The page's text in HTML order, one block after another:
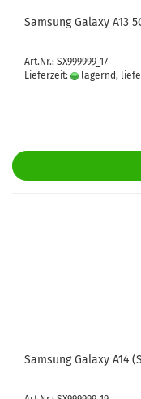
Sam­sung Ga­la­xy A13
Art.Nr.: SX999999_17
Lieferzeit:
lagernd,
Sam­sung Ga­la­xy A14